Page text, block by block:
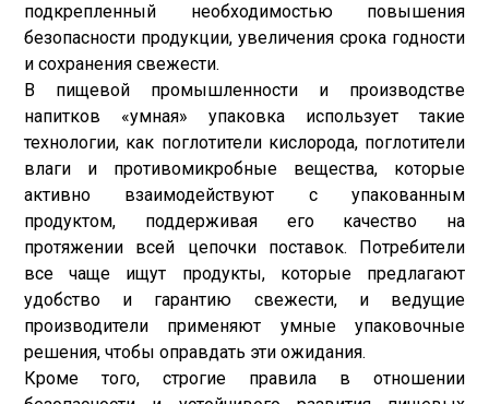
подкрепленный необходимостью повышения
безопасности продукции, увеличения срока годности
и сохранения свежести.
В пищевой промышленности и производстве
напитков «умная» упаковка использует такие
технологии, как поглотители кислорода, поглотители
влаги и противомикробные вещества, которые
активно взаимодействуют с упакованным
продуктом, поддерживая его качество на
протяжении всей цепочки поставок. Потребители
все чаще ищут продукты, которые предлагают
удобство и гарантию свежести, и ведущие
производители применяют умные упаковочные
решения, чтобы оправдать эти ожидания.
Кроме того, строгие правила в отношении